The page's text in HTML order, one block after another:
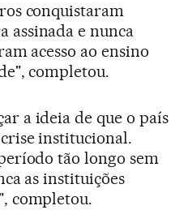
conquistaram
assinada e nunca
acesso ao ensino
completou.
a ideia de que o país
institucional.
tão longo sem
as instituições
completou.